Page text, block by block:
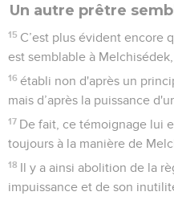
Un autre prêtre
15 C’est plus évident encore
est semblable à Melchisédek,
16 établi non d'après un
mais d’après la puissance
17 De fait, ce témoignage lui
toujours à la manière de
18 Il y a ainsi abolition de la
impuissance et de son